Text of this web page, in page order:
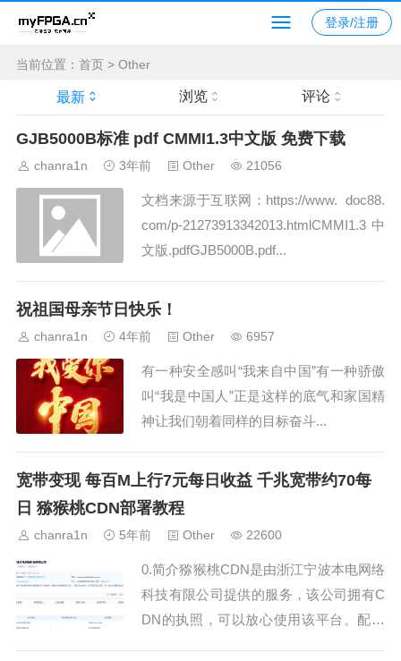
登录/注册
当前位置： 首页 > Other
最新 浏览 评论
GJB5000B标准 pdf CMMI1.3中文版 免费下载
chanra1n 3年前 Other 21056
文档来源于互联网：https://www. doc88.
com/p-21273913342013.htmlCMMI1.3中
文版.pdfGJB5000B.pdf...
祝祖国母亲节日快乐！
chanra1n 4年前 Other 6957
有一种安全感叫“我来自中国”有一种骄傲
叫“我是中国人”正是这样的底气和家国精
神让我们朝着同样的目标奋斗...
宽带变现 每百M上行7元每日收益 千兆宽带约70每
日 猕猴桃CDN部署教程
chanra1n 5年前 Other 22600
0.简介猕猴桃CDN是由浙江宁波本电网络
科技有限公司提供的服务，该公司拥有C
DN的执照，可以放心使用该平台。配置